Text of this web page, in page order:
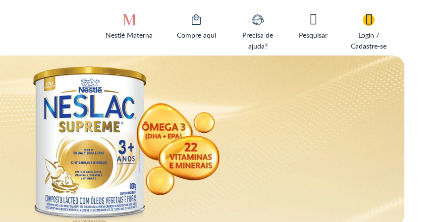
Nestlé Materna Compre aqui
Precisa de
ajuda?
Pesquisar
Login /
Cadastre-se